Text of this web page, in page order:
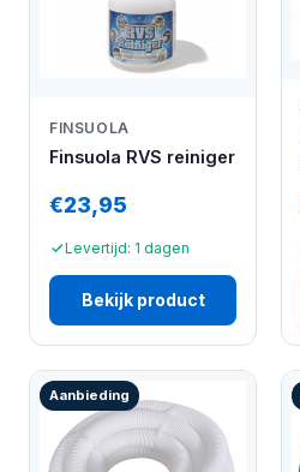
FINSUOLA
Finsuola RVS reiniger
€23,95
Levertijd: 1 dagen
Bekijk product
Aanbieding